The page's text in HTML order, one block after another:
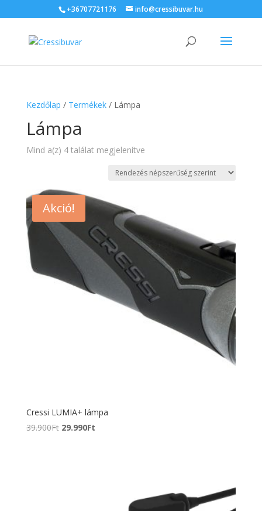
+36707721176 info@cressibuvar.hu
Kezdőlap / Termékek/ Lámpa
Lámpa
Mind a(z) 4 találat megjelenítveSorted
popularity
Akció!
Cressi LUMIA+ lámpa
39.900Ft Original
29.990FtCurrent